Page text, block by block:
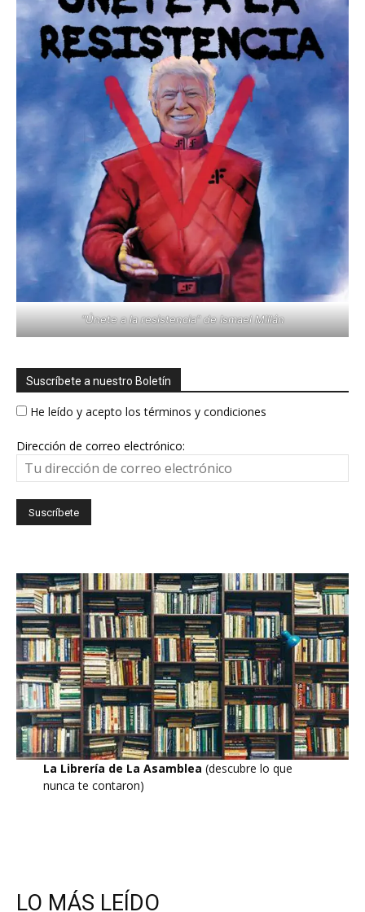
"Únete a la resistencia" de Ismael Millán
Suscríbete a nuestro Boletín
He leído y acepto los términos y condiciones
Dirección de correo electrónico:
La Librería de La Asamblea (descubre lo que
nunca te contaron)
LO MÁS LEÍDO